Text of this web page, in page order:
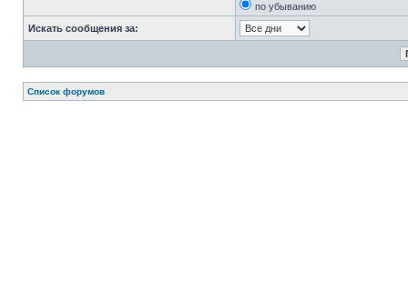
по убыванию
Искать сообщения за:
Список форумов